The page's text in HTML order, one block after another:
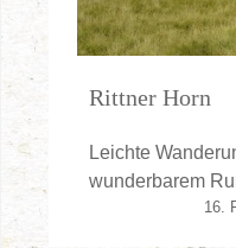
Rittner Horn
Leichte
wunderbarem
16.